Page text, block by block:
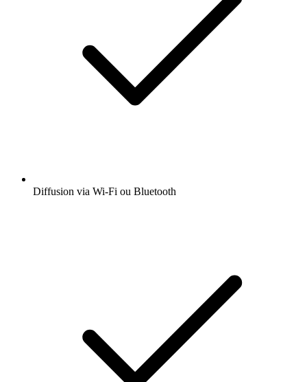
Diffusion via Wi-Fi ou Bluetooth